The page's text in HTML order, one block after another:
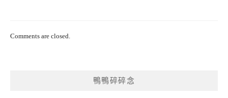
Comments are closed.
鴨鴨碎碎念